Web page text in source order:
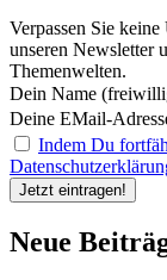
Verpassen Sie
unseren Newsletter
Themenwelten.
Dein Name
Deine EMail-
Indem Du
Neue